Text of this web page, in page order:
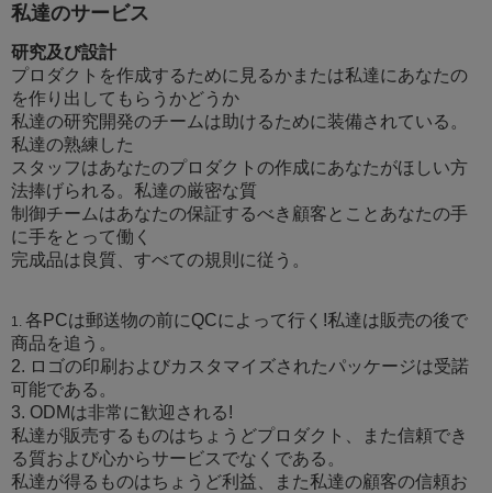
私達のサービス
研究及び設計
プロダクトを作成するために見るかまたは私達にあなたの
を作り出してもらうかどうか
私達の研究開発のチームは助けるために装備されている。
私達の熟練した
スタッフはあなたのプロダクトの作成にあなたがほしい方
法捧げられる。私達の厳密な質
制御チームはあなたの保証するべき顧客とことあなたの手
に手をとって働く
完成品は良質、すべての規則に従う。
1. 各PCは郵送物の前にQCによって行く!私達は販売の後で
商品を追う。
2. ロゴの印刷およびカスタマイズされたパッケージは受諾
可能である。
3. ODMは非常に歓迎される!
私達が販売するものはちょうどプロダクト、また信頼でき
る質および心からサービスでなくである。
私達が得るものはちょうど利益、また私達の顧客の信頼お